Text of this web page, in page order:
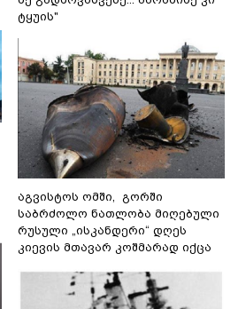
ტყუის"
აგვისტოს ომში, გორში
საბრძოლო ნათლობა მიღებული
რუსული „ისკანდერი“ დღეს
კიევის მთავარ კოშმარად იქცა